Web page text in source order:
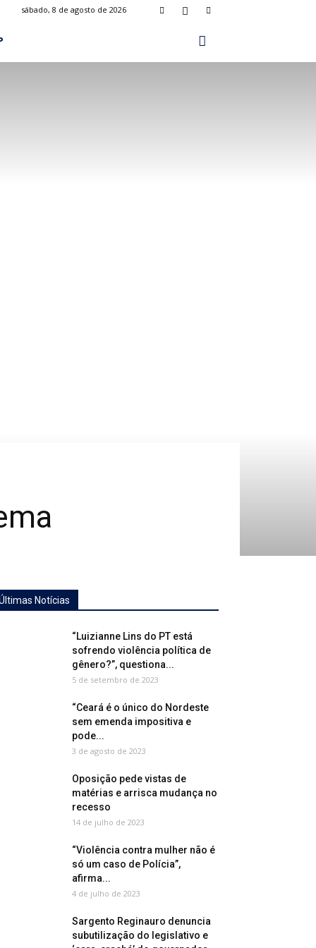
sábado, 8 de agosto de 2026
Notícias
“Luizianne Lins do PT está
sofrendo violência política de
gênero?”, questiona...
5 de setembro de 2023
“Ceará é o único do Nordeste
sem emenda impositiva e
pode...
3 de agosto de 2023
Oposição pede vistas de
matérias e arrisca mudança no
recesso
14 de julho de 2023
“Violência contra mulher não é
só um caso de Polícia”,
afirma...
4 de julho de 2023
Sargento Reginauro denuncia
subutilização do legislativo e